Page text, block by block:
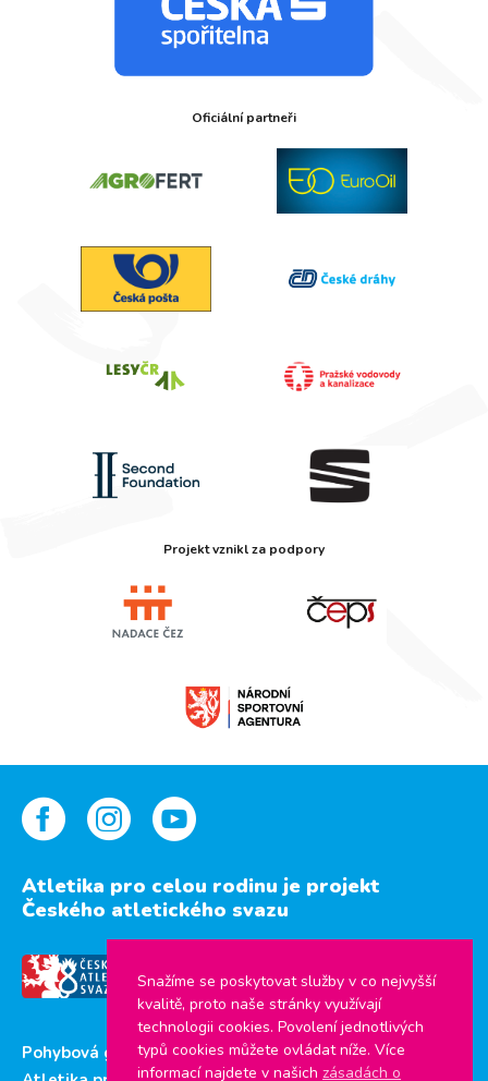
Oficiální partneři
Projekt vznikl za podpory
Atletika pro celou rodinu je projekt
Českého atletického svazu
Pohybová gramotnost
Snažíme se poskytovat služby v co nejvyšší
kvalitě, proto naše stránky využívají
technologii cookies. Povolení jednotlivých
typů cookies můžete ovládat níže. Více
informací najdete v našich zásadách o